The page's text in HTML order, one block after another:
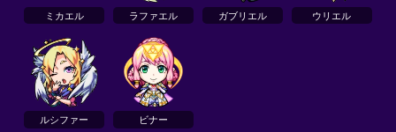
ミカエル ラファエル ガブリエル ウリエル
ルシファー ビナー